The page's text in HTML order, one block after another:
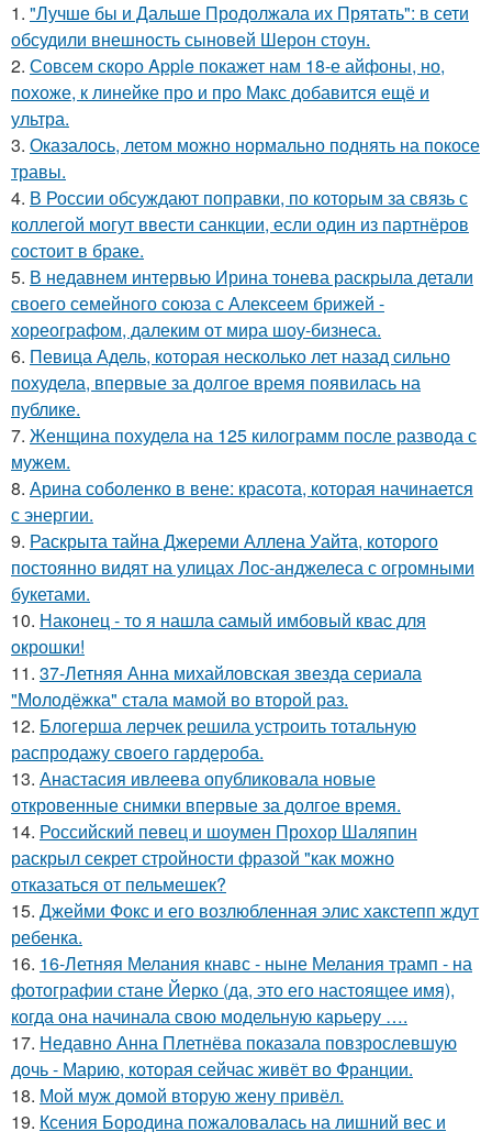
1. "Лучше бы и Дальше Продолжала их Прятать": в сети
обсудили внешность сыновей Шерон стоун.
2. Совсем скоро Apple покажет нам 18-е айфоны, но,
похоже, к линейке про и про Макс добавится ещё и
ультра.
3. Оказалось, летом можно нормально поднять на покосе
травы.
4. В России обсуждают поправки, по которым за связь с
коллегой могут ввести санкции, если один из партнёров
состоит в браке.
5. В недавнем интервью Ирина тонева раскрыла детали
своего семейного союза с Алексеем брижей -
хореографом, далеким от мира шоу-бизнеса.
6. Певица Адель, которая несколько лет назад сильно
похудела, впервые за долгое время появилась на
публике.
7. Женщина похудела на 125 килограмм после развода с
мужем.
8. Арина соболенко в вене: красота, которая начинается
с энергии.
9. Раскрыта тайна Джереми Аллена Уайта, которого
постоянно видят на улицах Лос-анджелеса с огромными
букетами.
10. Наконец - то я нашла cамый имбовый кваc для
oкрошки!
11. 37-Летняя Анна михайловская звезда сериала
"Молодёжка" стала мамой во второй раз.
12. Блогерша лерчек решила устроить тотальную
распродажу своего гардероба.
13. Анастасия ивлеева опубликовала новые
откровенные снимки впервые за долгое время.
14. Российский певец и шоумен Прохор Шаляпин
раскрыл секрет стройности фразой "как можно
отказаться от пельмешек?
15. Джейми Фокс и его возлюбленная элис хакстепп ждут
ребенка.
16. 16-Летняя Мелания кнавс - ныне Мелания трамп - на
фотографии стане Йерко (да, это его настоящее имя),
когда она начинала свою модельную карьеру ….
17. Недавно Анна Плетнёва показала повзрослевшую
дочь - Марию, которая сейчас живёт во Франции.
18. Мой муж домой вторую жену привёл.
19. Ксения Бородина пожаловалась на лишний вес и